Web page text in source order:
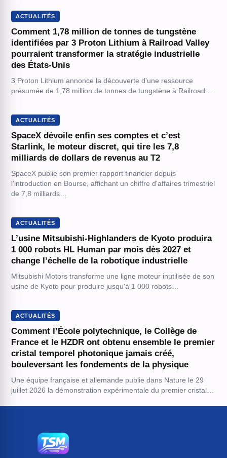
ACTUALITÉS
Comment 1,78 million de tonnes de tungstène
identifiées par 3 Proton Lithium à Railroad Valley
pourraient transformer la stratégie industrielle
des États-Unis
3 Proton Lithium annonce la découverte d'une ressource
présumée de 1,78 million de tonnes de tungstène à Railroad…
ACTUALITÉS
SpaceX dévoile enfin ses comptes et c’est
Starlink, le moteur discret, qui tire les 7,8
milliards de dollars de revenus au T2
SpaceX publie son premier rapport financier depuis
l'introduction en Bourse, affichant un chiffre d'affaires trimestriel
de 7,8 milliards…
ACTUALITÉS
L’usine Mitsubishi-Highlanders de Kyoto produira
1 000 robots HL Human par mois dès 2027 et
change l’échelle de la robotique industrielle
Mitsubishi Motors transforme une ligne moteur inutilisée de son
usine de Kyoto pour produire jusqu'à 1 000 robots…
ACTUALITÉS
Comment l’École polytechnique, le Collège de
France et le HZDR ont obtenu ensemble le premier
cristal temporel photonique jamais créé,
bouleversant les fondements de la physique
Une équipe française et allemande publie dans Nature le 29
juillet 2026 la démonstration expérimentale du premier cristal…